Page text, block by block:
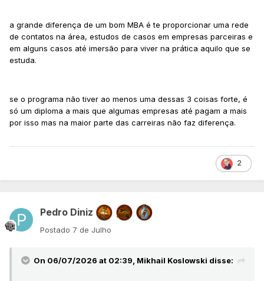
a grande diferença de um bom MBA é te proporcionar uma rede
de contatos na área, estudos de casos em empresas parceiras e
em alguns casos até imersão para viver na prática aquilo que se
estuda.
se o programa não tiver ao menos uma dessas 3 coisas forte, é
só um diploma a mais que algumas empresas até pagam a mais
por isso mas na maior parte das carreiras não faz diferença.
2
Pedro Diniz
Postado 7 de Julho
On 06/07/2026 at 02:39, Mikhail Koslowski disse: